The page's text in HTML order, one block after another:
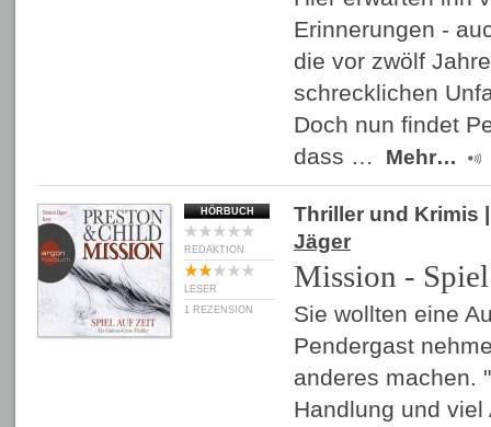
Erinnerungen -
die vor zwölf
schrecklichen
Doch nun findet
dass …
Mehr…
HÖRBUCH
REDAKTION
LESER
1 REZENSION
Thriller und Krimis
Jäger
Mission -
Sie wollten eine
Pendergast
anderes machen.
Handlung und viel